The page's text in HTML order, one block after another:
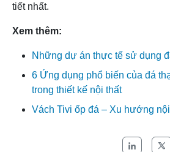
tiết nhất.
Xem thêm:
Những dự án thực tế sử dụng
6 Ứng dụng phổ biến của đá
trong thiết kế nội thất
Vách Tivi ốp đá – Xu hướng